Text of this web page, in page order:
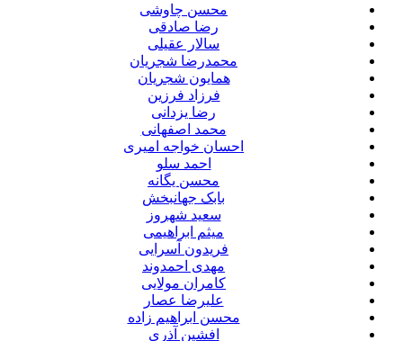
محسن چاوشی
رضا صادقی
سالار عقیلی
محمدرضا شجریان
همایون شجریان
فرزاد فرزین
رضا یزدانی
محمد اصفهانی
احسان خواجه امیری
احمد سلو
محسن یگانه
بابک جهانبخش
سعید شهروز
میثم ابراهیمی
فریدون آسرایی
مهدی احمدوند
کامران مولایی
علیرضا عصار
محسن ابراهیم زاده
افشین آذری